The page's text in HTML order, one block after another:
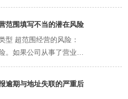
法成立。但请注意，领照
公章、银行开户、税务报
才能正式开展经营活动。
，政府的审批效率已极
在于创业者自身的准备程
分配的方式和时间。 材
实性： 所有信息必须真
将承担法律责任。 清晰
证、房产证等图片必须清
是确保一次通过的有效方
变更。核准的名称也不得
使用。如需变更，需放弃
了吗？ 策略： 不是。工
管辖区域内保护企业名称
得跨行业、跨地区的全面
向国家知识产权局申请注
公司名称核准是一项严
注册地址吗？ A： 原则上
住宅性质的房屋不能直接
若确需使用，必须经过更
”程序，即取得本栋建筑
一致书面同意，并经社区
具相关证明。流程复杂，
证券公司，需先取得证券
置许可： 绝大多数属于
务”、“食品经营”、“旅馆
书，提醒您去办证，避
： 公司利润需缴纳企业
率25%，小型微利企业有
得税： 税后利润分配给
需缴纳20%的股息红利个
“双重征税”。 个人独资企
所得税。 这是其重要优
区政策会动态调整，但其
定位紧密相关，具有共性
。 共性普惠政策（各园区
业、研发费用加计扣除等
计原则与方案 核心原则
和谐的前提下，建立现代
衡。 方案一：核心创始人
用于初创期） 结构： 夫
股67%（或51%）以上，
（或49%）以下。 优势：
人的绝对控制权，避免均
用于“一址多照”。 企业间
用同一地址的企业之间不
关系（如母子公司），否
效盘活闲置商业空间，降
或不符合商业用途的地址
办理“住改商”）进行注
信誉，在政府采购、招投
受限。 避坑指南： 确保
的商业用房或商住两用
，务必取得房东的房产证
议。 纯线上经营的网店，
范围填写不当的潜在风险​
型 超范围经营的风险：
。如果公司从事了营业执
营活动，即构成“超范围经
门可责令改正、没收违法
款。情节严重的，可吊销
逾期与地址失联的严重后